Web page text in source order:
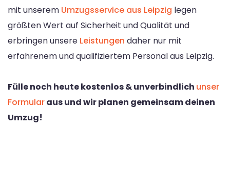
mit unserem Umzugsservice aus Leipzig legen
größten Wert auf Sicherheit und Qualität und
erbringen unsere Leistungen daher nur mit
erfahrenem und qualifiziertem Personal aus Leipzig.
Fülle noch heute kostenlos & unverbindlich unser
Formularaus und wir planen gemeinsam deinen
Umzug!